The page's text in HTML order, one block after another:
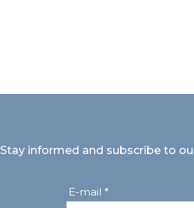
Stay informed and subscribe to
E-mail *